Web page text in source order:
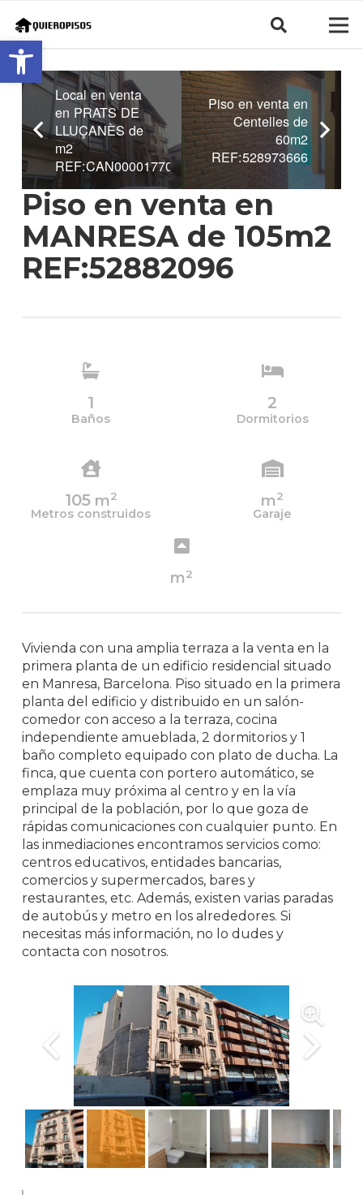
Abrir barra de herramientas
Local en venta
en PRATS DE
LLUÇANÈS de
m2
REF:CAN0000177004
Piso en venta en
Centelles de
60m2
REF:528973666
Piso en venta en
MANRESA de 105m2
REF:52882096
1
Baños
2
Dormitorios
105m2
Metros construidos
m2
Garaje
m2
Vivienda con una amplia terraza a la venta en la
primera planta de un edificio residencial situado
en Manresa, Barcelona. Piso situado en la primera
planta del edificio y distribuido en un salón-
comedor con acceso a la terraza, cocina
independiente amueblada, 2 dormitorios y 1
baño completo equipado con plato de ducha. La
finca, que cuenta con portero automático, se
emplaza muy próxima al centro y en la vía
principal de la población, por lo que goza de
rápidas comunicaciones con cualquier punto. En
las inmediaciones encontramos servicios como:
centros educativos, entidades bancarias,
comercios y supermercados, bares y
restaurantes, etc. Además, existen varias paradas
de autobús y metro en los alrededores. Si
necesitas más información, no lo dudes y
contacta con nosotros.